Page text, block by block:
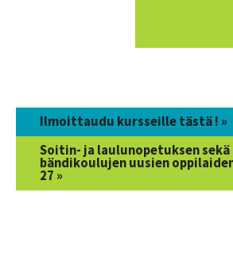
Ilmoittaudu kursseille tästä ! »
Soitin- ja laulunopetuksen sekä
bändikoulujen uusien
27 »